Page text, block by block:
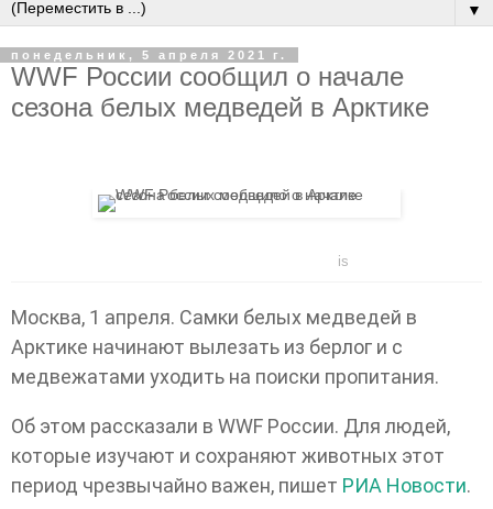
▼
понедельник, 5 апреля 2021 г.
WWF России сообщил о начале
сезона белых медведей в Арктике
is
Москва, 1 апреля. Самки белых медведей в
Арктике начинают вылезать из берлог и с
медвежатами уходить на поиски пропитания.
Об этом рассказали в WWF России. Для людей,
которые изучают и сохраняют животных этот
период чрезвычайно важен, пишет РИА Новости.